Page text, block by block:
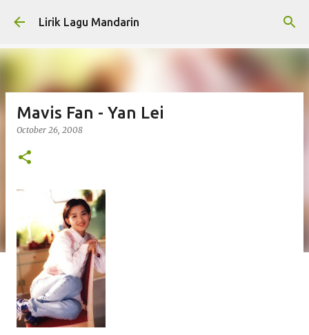
Skip to main content
Lirik Lagu Mandarin
Mavis Fan - Yan Lei
October 26, 2008